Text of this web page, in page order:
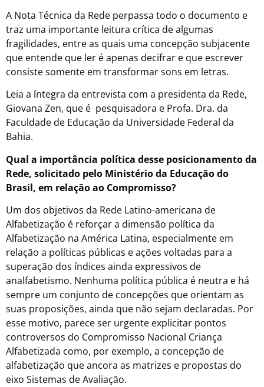
A Nota Técnica da Rede perpassa todo o documento e
traz uma importante leitura crítica de algumas
fragilidades, entre as quais uma concepção subjacente
que entende que ler é apenas decifrar e que escrever
consiste somente em transformar sons em letras.
Leia a íntegra da entrevista com a presidenta da Rede,
Giovana Zen, que é pesquisadora e Profa. Dra. da
Faculdade de Educação da Universidade Federal da
Bahia.
Qual a importância política desse posicionamento da
Rede, solicitado pelo Ministério da Educação do
Brasil, em relação ao Compromisso?
Um dos objetivos da Rede Latino-americana de
Alfabetização é reforçar a dimensão política da
Alfabetização na América Latina, especialmente em
relação a políticas públicas e ações voltadas para a
superação dos índices ainda expressivos de
analfabetismo. Nenhuma política pública é neutra e há
sempre um conjunto de concepções que orientam as
suas proposições, ainda que não sejam declaradas. Por
esse motivo, parece ser urgente explicitar pontos
controversos do Compromisso Nacional Criança
Alfabetizada como, por exemplo, a concepção de
alfabetização que ancora as matrizes e propostas do
eixo Sistemas de Avaliação.